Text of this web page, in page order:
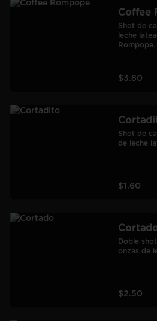
Coffee
Shot de
leche
Rompope.
$3.80
Shot de
de leche
$1.60
Doble
onzas de
$2.50